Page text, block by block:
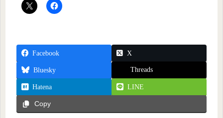
Facebook X
Bluesky Threads
Hatena LINE
Copy